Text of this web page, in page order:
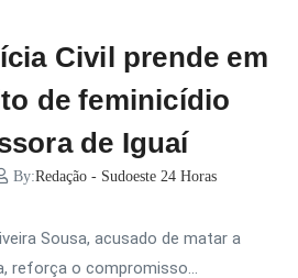
Civil prende em
de feminicídio
de Iguaí
By:Redação - Sudoeste 24 Horas
Sousa, acusado de matar a
reforça o compromisso…